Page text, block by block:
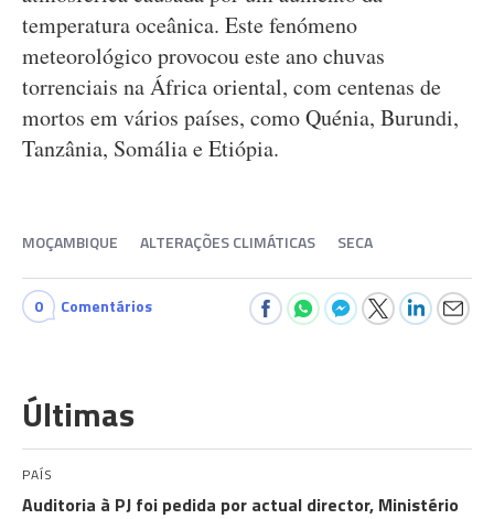
temperatura oceânica. Este fenómeno
meteorológico provocou este ano chuvas
torrenciais na África oriental, com centenas de
mortos em vários países, como Quénia, Burundi,
Tanzânia, Somália e Etiópia.
MOÇAMBIQUE ALTERAÇÕES CLIMÁTICAS SECA
0 Comentários
Últimas
PAÍS
Auditoria à PJ foi pedida por actual director, Ministério